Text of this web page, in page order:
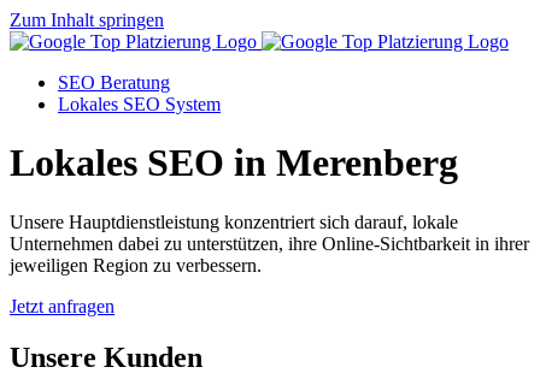
Zum Inhalt springen
SEO Beratung
Lokales SEO System
Lokales SEO in Merenberg
Unsere Hauptdienstleistung konzentriert sich darauf, lokale
Unternehmen dabei zu unterstützen, ihre Online-Sichtbarkeit in ihrer
jeweiligen Region zu verbessern.
Jetzt anfragen
Unsere Kunden